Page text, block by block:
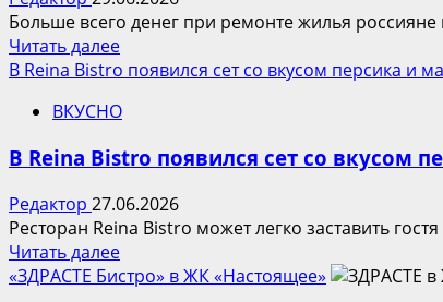
Больше всего денег при ремонте жилья россияне
Читать далееПрочитать
больше
Названа
дорогая
ремонта
комната
в
квартирах
В Reina Bistro появился сет со вкусом персика и
ВКУСНО
В Reina Bistro появился сет со вкусом
Редактор 27.06.2026
Ресторан Reina Bistro может легко заставить
Читать далееПрочитать
больше
«ЗДРАСТЕ Бистро» в ЖК «Настоящее»